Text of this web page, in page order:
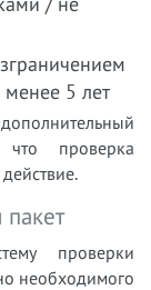
менее 5 лет
проверка
проверки
необходимого